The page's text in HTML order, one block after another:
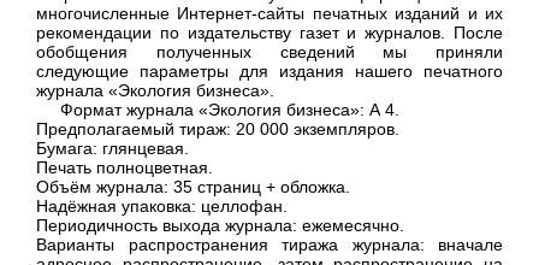
многочисленные Интернет-сайты печатных изданий и их
рекомендации по издательству газет и журналов. После
обобщения полученных сведений мы приняли
следующие параметры для издания нашего печатного
журнала «Экология бизнеса».
Формат журнала «Экология бизнеса»: А 4.
Предполагаемый тираж: 20 000 экземпляров.
Бумага: глянцевая.
Печать полноцветная.
Объём журнала: 35 страниц + обложка.
Надёжная упаковка: целлофан.
Периодичность выхода журнала: ежемесячно.
Варианты распространения тиража журнала: вначале